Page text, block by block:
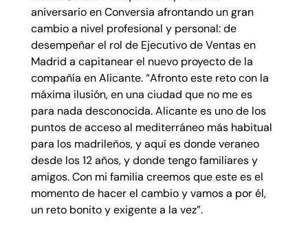
aniversario en Conversia afrontando un gran
cambio a nivel profesional y personal: de
desempeñar el rol de Ejecutivo de Ventas en
Madrid a capitanear el nuevo proyecto de la
compañía en Alicante. “Afronto este reto con la
máxima ilusión, en una ciudad que no me es
para nada desconocida. Alicante es uno de los
puntos de acceso al mediterráneo más habitual
para los madrileños, y aquí es donde veraneo
desde los 12 años, y donde tengo familiares y
amigos. Con mi familia creemos que este es el
momento de hacer el cambio y vamos a por él,
un reto bonito y exigente a la vez”.